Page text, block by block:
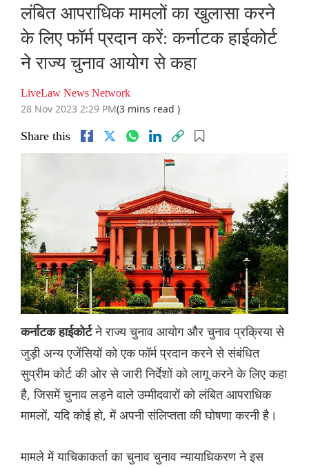
लंबित आपराधिक मामलों का खुलासा करने
के लिए फॉर्म प्रदान करें: कर्नाटक हाईकोर्ट
ने राज्य चुनाव आयोग से कहा
LiveLaw News Network
28 Nov 2023 2:29 PM(3 mins read )
Share this
कर्नाटक हाईकोर्टने राज्य चुनाव आयोग और चुनाव प्रक्रिया से
जुड़ी अन्य एजेंसियों को एक फॉर्म प्रदान करने से संबंधित
सुप्रीम कोर्ट की ओर से जारी निर्देशों को लागू करने के लिए कहा
है, जिसमें चुनाव लड़ने वाले उम्मीदवारों को लंबित आपराधिक
मामलों, यदि कोई हो, में अपनी संलिप्तता की घोषणा करनी है।
मामले में याचिकाकर्ता का चुनाव चुनाव न्यायाधिकरण ने इस